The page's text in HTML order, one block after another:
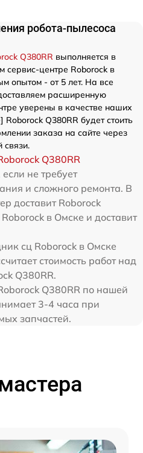
робота-пылесоса
Q380RR выполняется в
сервис-центре Roborock в
опытом - от 5 лет. На все
расширенную
уверены в качестве наших
Roborock Q380RR будет стоить
заказа на сайте через
связи.
Q380RR
не требует
и сложного ремонта. В
доставит Roborock
в Омске и доставит
сц Roborock в Омске
стоимость работ над
Q380RR.
Q380RR по нашей
3-4 часа при
запчастей.